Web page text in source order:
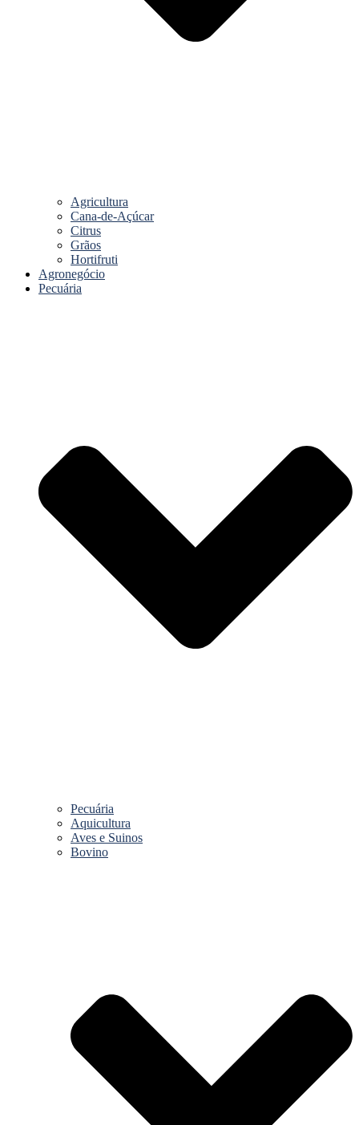
Agricultura
Cana-de-Açúcar
Citrus
Grãos
Hortifruti
Agronegócio
Pecuária
Pecuária
Aquicultura
Aves e Suinos
Bovino